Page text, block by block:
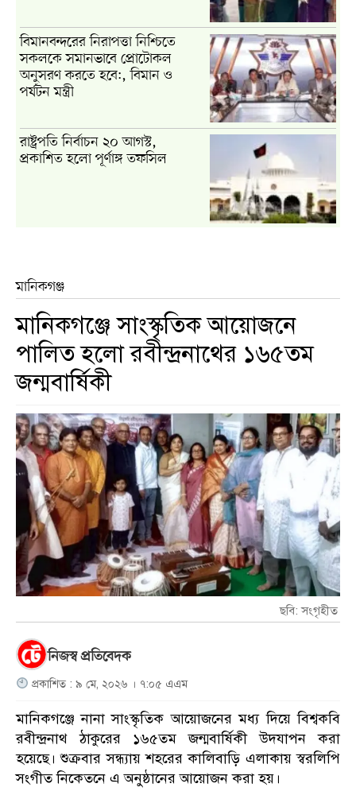
বিমানবন্দরের নিরাপত্তা নিশ্চিতে
সকলকে সমানভাবে প্রোটোকল
অনুসরণ করতে হবে:, বিমান ও
পর্যটন মন্ত্রী
রাষ্ট্রপতি নির্বাচন ২০ আগস্ট,
প্রকাশিত হলো পূর্ণাঙ্গ তফসিল